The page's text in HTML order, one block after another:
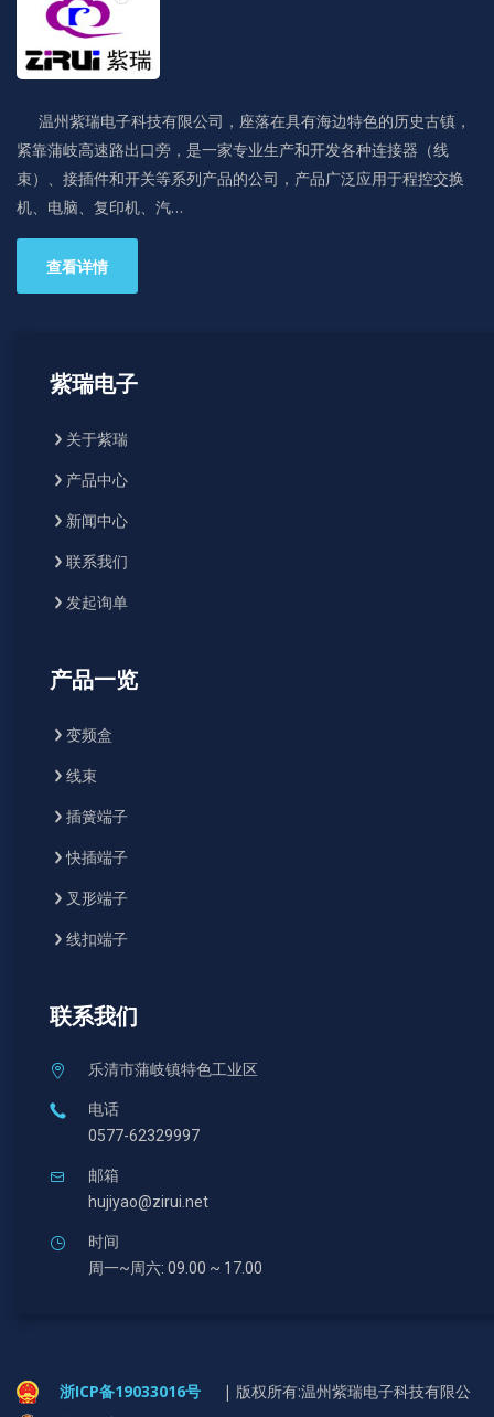
温州紫瑞电子科技有限公司，座落在具有海边特色的历史古镇，
紧靠蒲岐高速路出口旁，是一家专业生产和开发各种连接器（线
束）、接插件和开关等系列产品的公司，产品广泛应用于程控交换
机、电脑、复印机、汽…
查看详情
紫瑞电子
关于紫瑞
产品中心
新闻中心
联系我们
发起询单
产品一览
变频盒
线束
插簧端子
快插端子
叉形端子
线扣端子
联系我们
乐清市蒲岐镇特色工业区
电话
0577-62329997
邮箱
hujiyao@zirui.net
时间
周一~周六: 09.00 ~ 17.00
浙ICP备19033016号
| 版权所有:温州紫瑞电子科技有限公